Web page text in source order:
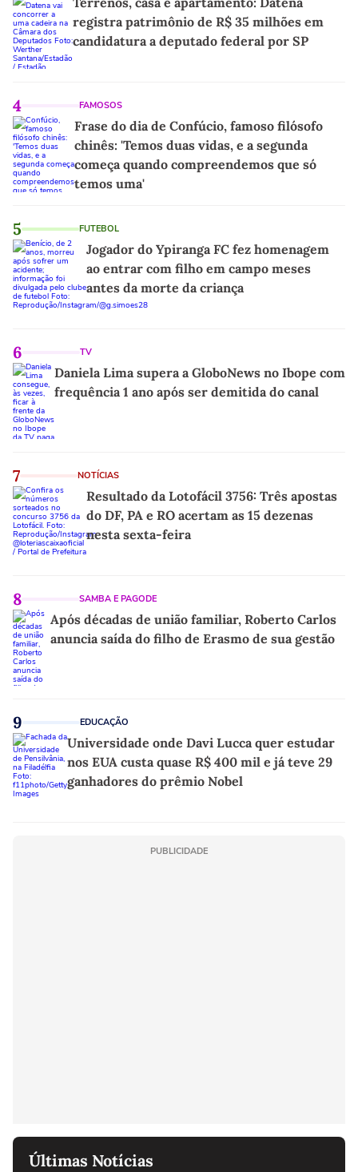
registra patrimônio de R$ 35 milhões em
candidatura a deputado federal por SP
4 FAMOSOS
Frase do dia de Confúcio, famoso filósofo
chinês: 'Temos duas vidas, e a segunda
começa quando compreendemos que só
temos uma'
5 FUTEBOL
Jogador do Ypiranga FC fez homenagem
ao entrar com filho em campo meses
antes da morte da criança
6 TV
Daniela Lima supera a GloboNews no Ibope com
frequência 1 ano após ser demitida do canal
7 NOTÍCIAS
Resultado da Lotofácil 3756: Três apostas
do DF, PA e RO acertam as 15 dezenas
nesta sexta-feira
8 SAMBA E PAGODE
Após décadas de união familiar, Roberto Carlos
anuncia saída do filho de Erasmo de sua gestão
9 EDUCAÇÃO
Universidade onde Davi Lucca quer estudar
nos EUA custa quase R$ 400 mil e já teve 29
ganhadores do prêmio Nobel
PUBLICIDADE
Últimas Notícias